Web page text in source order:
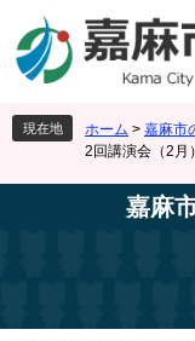
ジ
先
頭
す
ュ
を
飛
し
現在地 ホーム > 嘉麻市
2回講演会（2月）
嘉麻